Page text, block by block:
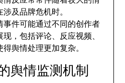
及品牌危机时。
事件可能通过不同的创作者
，包括评论、反应视频、
舆情处理更加复杂。
舆情监测机制